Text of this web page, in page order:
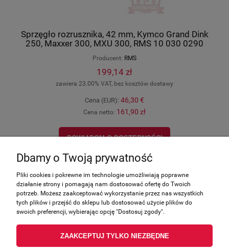
Sprzęgło rozrusznika, 42 mm, Kymco Grand Dink
250, Maxxer 300, MXU 300, RMS 10 030 0290
Producent: RMS
199,14 zł
zawiera 23.00% VAT, bez kosztów dostawy
Cena (EUR): 46,30 €
Cena netto: 161,90 zł
POWIADOM O DOSTĘPNOŚCI
Zakupy
Pomoc
Dbamy o Twoją prywatność
Pliki cookies i pokrewne im technologie umożliwiają poprawne
działanie strony i pomagają nam dostosować ofertę do Twoich
potrzeb. Możesz zaakceptować wykorzystanie przez nas wszystkich
tych plików i przejść do sklepu lub dostosować użycie plików do
swoich preferencji, wybierając opcję "Dostosuj zgody".
ZAAKCEPTUJ TYLKO NIEZBĘDNE